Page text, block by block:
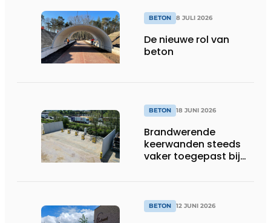
BETON 8 JULI 2026
De nieuwe rol van
beton
BETON 18 JUNI 2026
Brandwerende
keerwanden steeds
vaker toegepast bij
BETON 12 JUNI 2026